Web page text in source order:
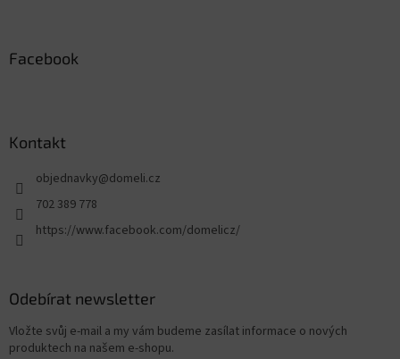
Facebook
Kontakt
objednavky@domeli.cz
702 389 778
https://www.facebook.com/domelicz/
Odebírat newsletter
Vložte svůj e-mail a my vám budeme zasílat informace o nových
produktech na našem e-shopu.